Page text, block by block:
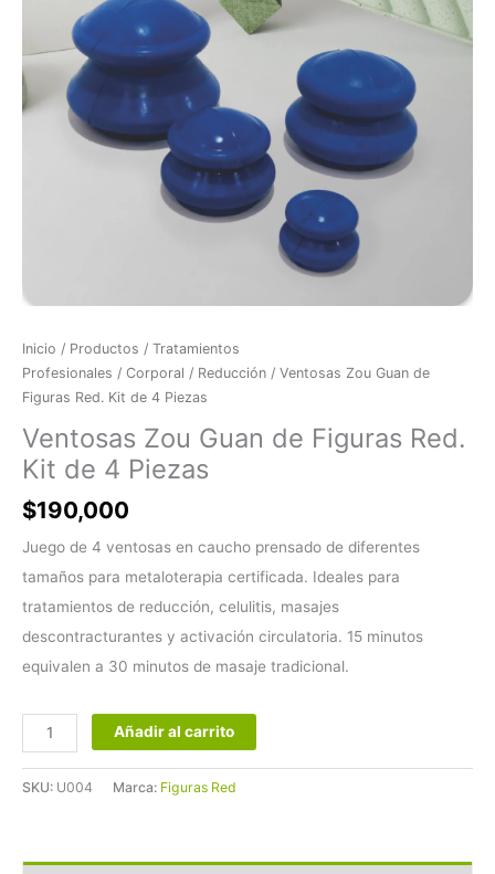
Inicio / Productos / Tratamientos
Profesionales / Corporal / Reducción / Ventosas Zou Guan de
Figuras Red. Kit de 4 Piezas
Ventosas Zou Guan de Figuras Red.
Kit de 4 Piezas
$190,000
Juego de 4 ventosas en caucho prensado de diferentes
tamaños para metaloterapia certificada. Ideales para
tratamientos de reducción, celulitis, masajes
descontracturantes y activación circulatoria. 15 minutos
equivalen a 30 minutos de masaje tradicional.
4
Piezas
cantidad
Añadir al carrito
SKU: U004 Marca: Figuras Red